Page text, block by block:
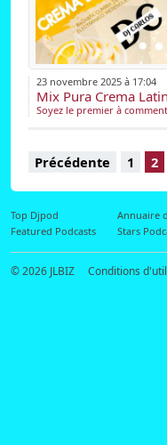
23 novembre 2025 à 17:04
Mix Pura Crema
Soyez le premier à
Précédente 1 2
Top Djpod Annuaire
Featured Podcasts
Stars
© 2026 JLBIZ Conditions